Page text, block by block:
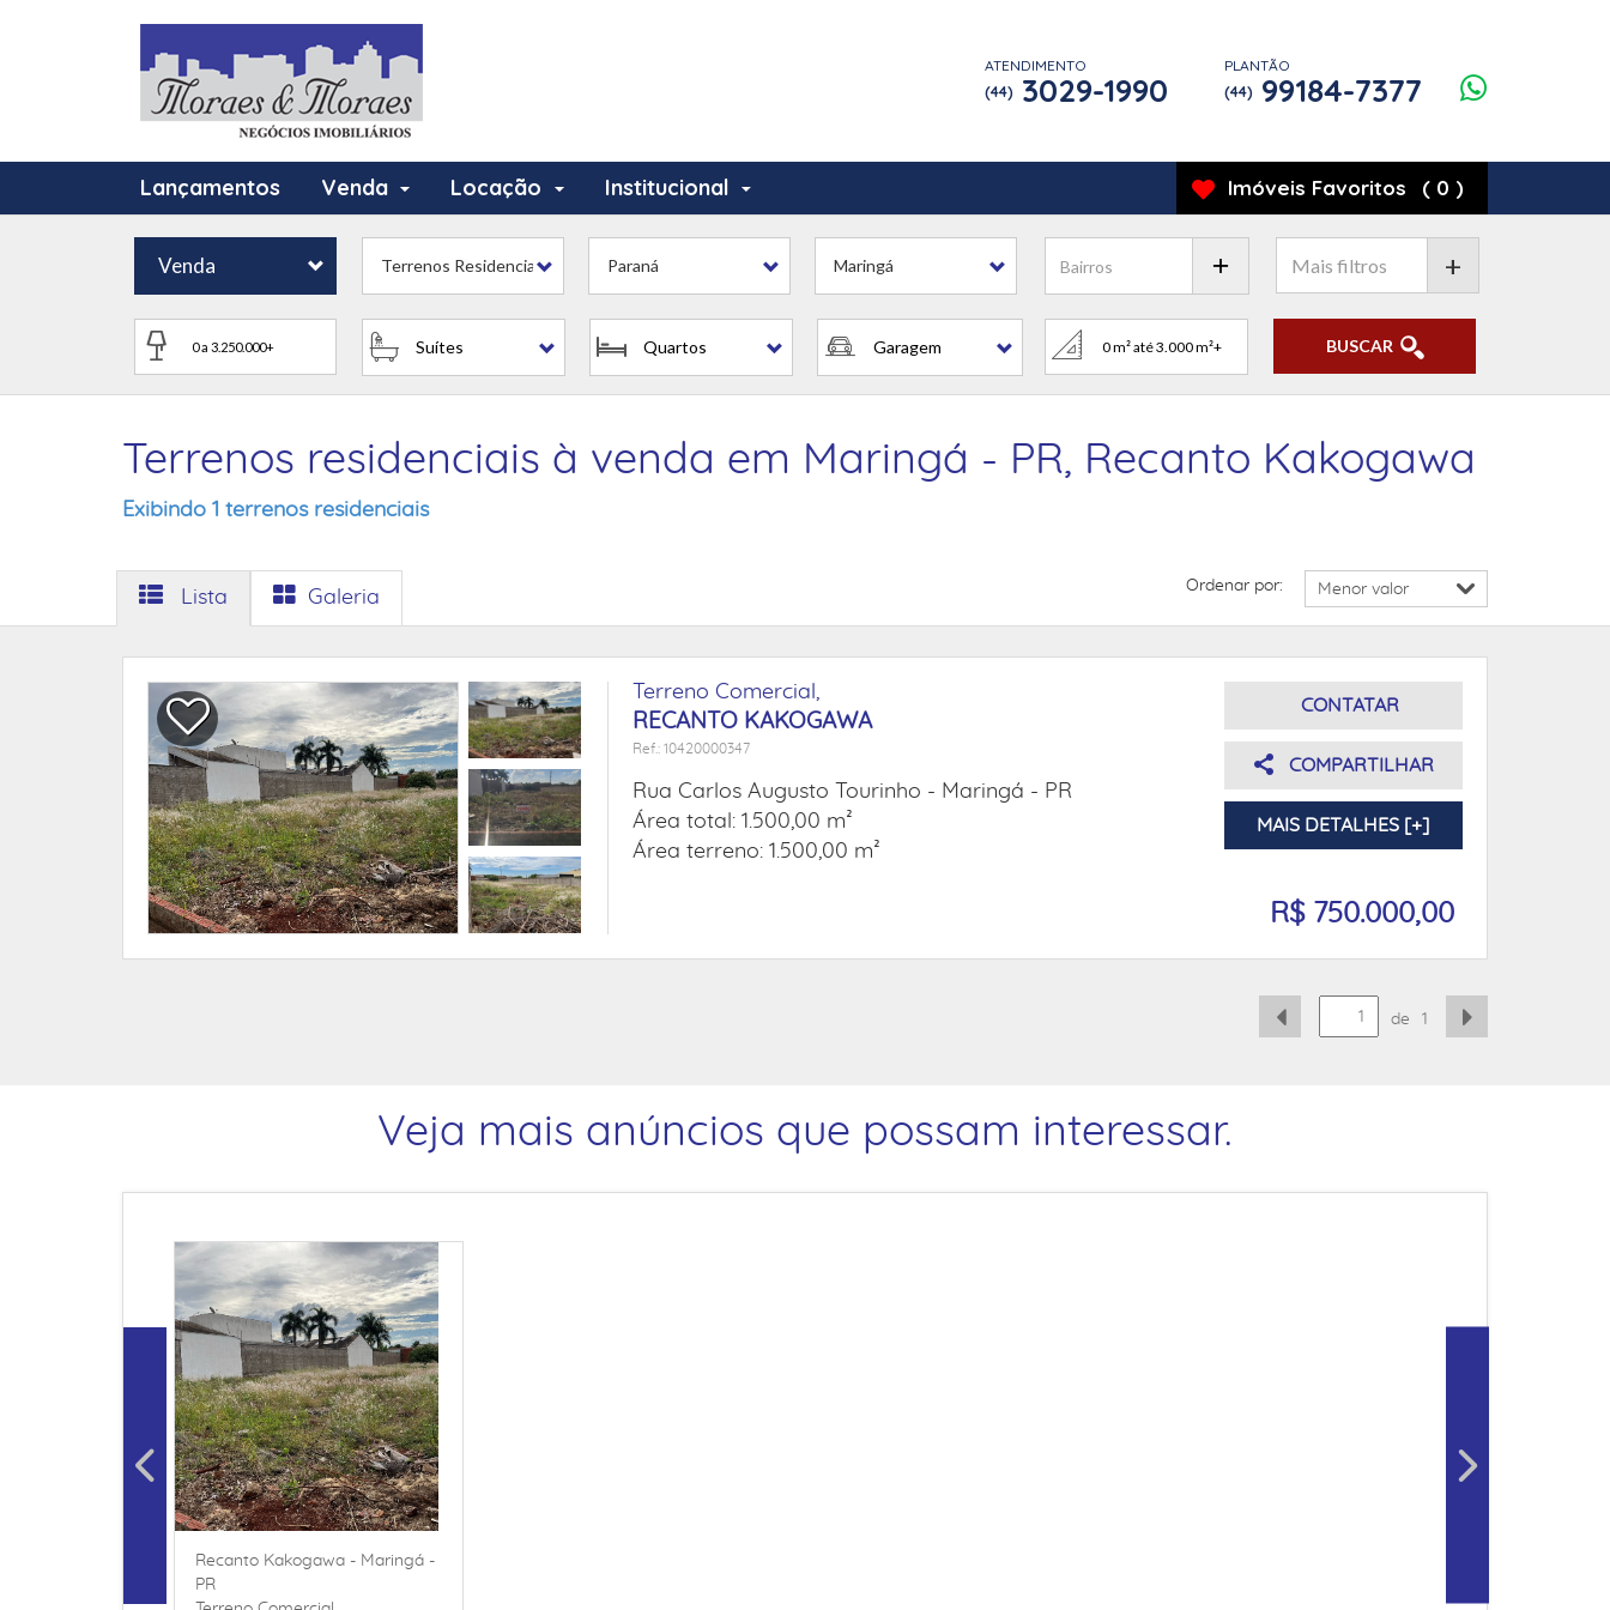
ATENDIMENTO
(44) 3029-1990
PLANTÃO
(44) 99184-7377
Lançamentos Venda Locação Institucional Imóveis Favoritos ( 0 )
Venda Terrenos Residenciais Paraná Maringá
Suítes Quartos Garagem
+
BUSCAR
Terrenos residenciais à venda em Maringá - PR, Recanto Kakogawa
Exibindo 1 terrenos residenciais
Lista Galeria
Ordenar por:
Terreno Comercial,
RECANTO KAKOGAWA
Ref.: 10420000347
Rua Carlos Augusto Tourinho - Maringá - PR
Área total: 1.500,00 m²
Área terreno: 1.500,00 m²
CONTATAR
COMPARTILHAR
MAIS DETALHES [+]
R$ 750.000,00
de 1
Veja mais anúncios que possam interessar.
Recanto Kakogawa - Maringá -
PR